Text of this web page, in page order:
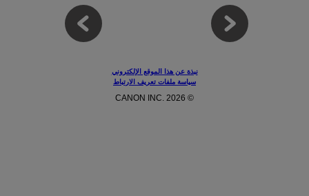
نبذة عن هذا الموقع الإلكتروني
سياسة ملفات تعريف الارتباط
© CANON INC. 2026